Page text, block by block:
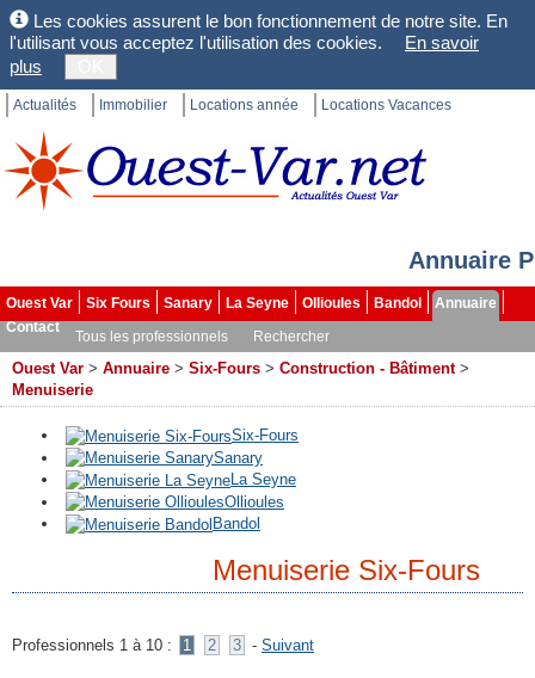
Les cookies assurent le bon fonctionnement de notre site. En
l'utilisant vous acceptez l'utilisation des cookies.
En savoir
plus
Actualités Immobilier Locations année Locations Vacances
Annuaire
Ouest Var Six Fours Sanary La Seyne Ollioules Bandol
Annuaire
Contact
Tous les professionnels Rechercher
Ouest Var > Annuaire > Six-Fours > Construction - Bâtiment >
Menuiserie
Six-Fours
Sanary
La Seyne
Ollioules
Bandol
Menuiserie Six-Fours
Professionnels 1 à 10 : 1 2 3 - Suivant